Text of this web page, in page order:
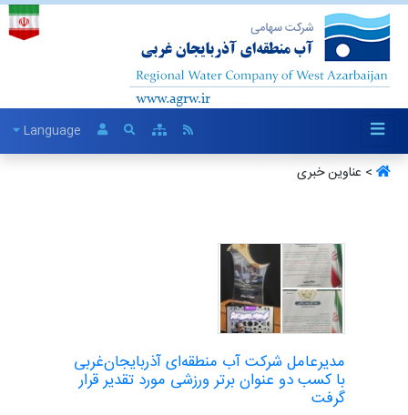
Language
> عناوین خبری
مدیرعامل شرکت آب منطقه‌ای آذربایجان‌غربی
با کسب دو عنوان برتر ورزشی مورد تقدیر قرار
گرفت